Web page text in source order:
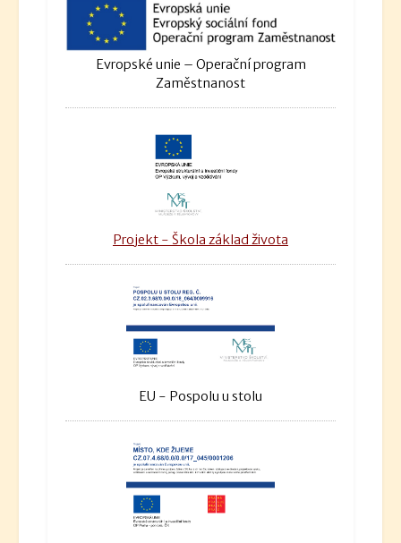
Evropské unie – Operační program
Zaměstnanost
Projekt - Škola základ života
EU - Pospolu u stolu